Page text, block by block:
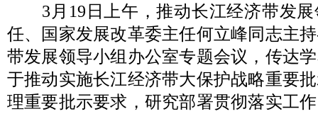
3月19日上午，推动长江经济带发展
任、国家发展改革委主任何立峰同志主
带发展领导小组办公室专题会议，传达
于推动实施长江经济带大保护战略重要
理重要批示要求，研究部署贯彻落实工